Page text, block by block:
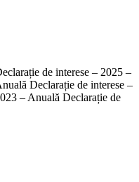
de interese – 2025 –
Declarație de interese –
– Anuală Declarație de